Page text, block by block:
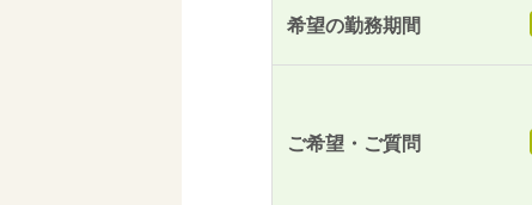
希望の勤務期間
ご希望・ご質問